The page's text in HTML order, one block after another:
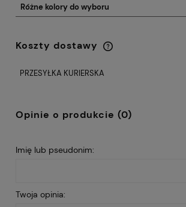
Różne kolory do wyboru
Koszty dostawy
Cena nie zawiera ewentualnych
PRZESYŁKA KURIERSKA
Opinie o produkcie (0)
Imię lub pseudonim:
Twoja opinia: